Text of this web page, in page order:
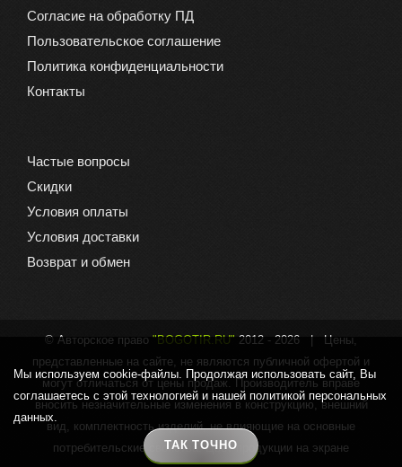
Согласие на обработку ПД
Пользовательское соглашение
Политика конфиденциальности
Контакты
Частые вопросы
Скидки
Условия оплаты
Условия доставки
Возврат и обмен
© Авторское право "BOGOTIR.RU" 2012 - 2026 | Цены,
представленные на сайте, не являются публичной офертой и
могут отличаться от цены продаж. Производитель вправе
вносить незначительные изменения в конструкцию, внешний
вид, комплектность изделий, не влияющие на основные
потребительские свойства. Цвет продукции на экране
Мы используем cookie-файлы. Продолжая использовать сайт, Вы
соглашаетесь с этой технологией и нашей политикой персональных
данных.
ТАК ТОЧНО